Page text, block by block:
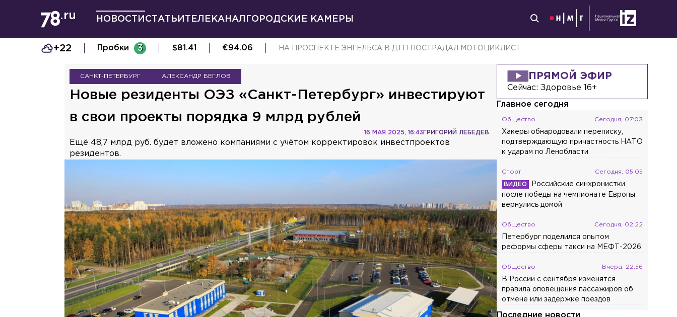
НОВОСТИ СТАТЬИ ТЕЛЕКАНАЛ ГОРОДСКИЕ КАМЕРЫ
+22 Пробки 3 $81.41 €94.06 НА ПРОСПЕКТЕ ЭНГЕЛЬСА В ДТП ПОСТРАДАЛ МОТОЦИКЛИСТ
САНКТ-ПЕТЕРБУРГ АЛЕКСАНДР БЕГЛОВ
Новые резиденты ОЭЗ «Санкт-Петербург» инвестируют
в свои проекты порядка 9 млрд рублей
ГРИГОРИЙ ЛЕБЕДЕВ
16 МАЯ 2025, 16:43
Ещё 48,7 млрд руб. будет вложено компаниями с учётом корректировок инвестпроектов
резидентов.
ПРЯМОЙ ЭФИР
Сейчас: Здоровье 16+
Главное сегодня
Общество Сегодня, 07:03
Хакеры обнародовали переписку,
подтверждающую причастность НАТО
к ударам по Ленобласти
Спорт Сегодня, 05:05
Российские синхронистки
после победы на чемпионате Европы
вернулись домой
Общество Сегодня, 02:22
Петербург поделился опытом
реформы сферы такси на МЕФТ-2026
Общество Вчера, 22:56
В России с сентября изменятся
правила оповещения пассажиров об
отмене или задержке поездов
Последние новости